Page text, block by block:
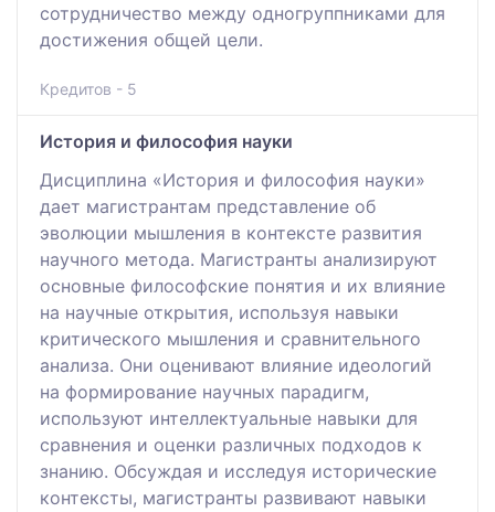
сотрудничество между одногруппниками для
достижения общей цели.
Кредитов - 5
История и философия науки
Дисциплина «История и философия науки»
дает магистрантам представление об
эволюции мышления в контексте развития
научного метода. Магистранты анализируют
основные философские понятия и их влияние
на научные открытия, используя навыки
критического мышления и сравнительного
анализа. Они оценивают влияние идеологий
на формирование научных парадигм,
используют интеллектуальные навыки для
сравнения и оценки различных подходов к
знанию. Обсуждая и исследуя исторические
контексты, магистранты развивают навыки